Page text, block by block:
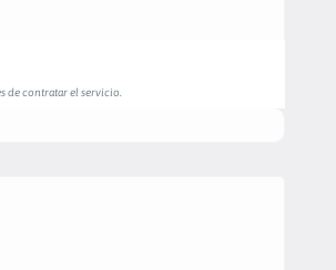
de contratar el servicio.